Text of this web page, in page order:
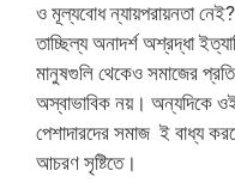
ও মূল্যবোধ ন্যায়পরায়নতা
তাচ্ছিল্য অনাদর্শ অশ্রদ্ধা
মানুষগুলি থেকেও সমাজের প্রতি
অস্বাভাবিক নয়। অন্যদিকে
পেশাদারদের সমাজ ই বাধ্য
আচরণ সৃষ্টিতে।